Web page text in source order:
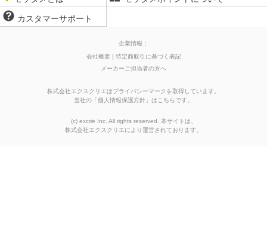
カスタマーサポート
企業情報：
会社概要
特定商取引に基づく表記
メーカーご担当者の方へ
株式会社エクスクリエはプライバシーマークを取得しています。
当社の 「個人情報保護方針 」はこちらです。
(c) excrie Inc. All rights reserved. 本サイトは、
株式会社エクスクリエにより運営されております。